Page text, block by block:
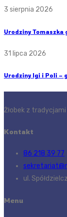
3 sierpnia 2026
Urodziny Tomaszka
31 lipca 2026
Urodziny Igi i Poli –
Żłobek z
Kontakt
86 218 39 77
ul.
Menu